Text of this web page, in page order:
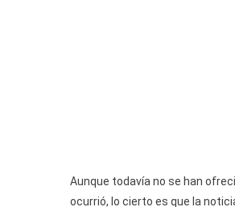
Aunque todavía no se han
ocurrió, lo cierto es que la